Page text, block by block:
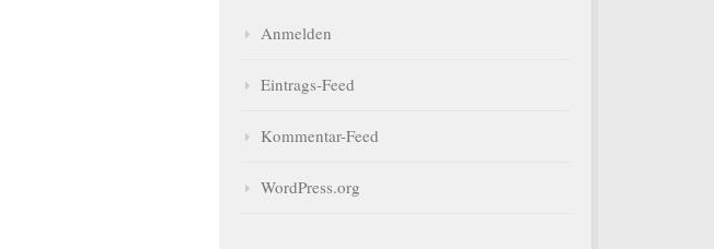
Anmelden
Eintrags-Feed
Kommentar-Feed
WordPress.org